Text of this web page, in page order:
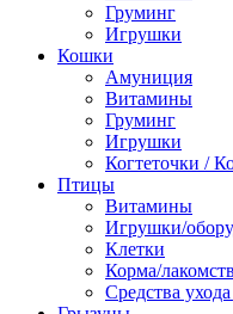
Груминг
Игрушки
Кошки
Амуниция
Витамины
Груминг
Игрушки
Когтеточки /
Птицы
Витамины
Игрушки/
Клетки
Корма/
Средства